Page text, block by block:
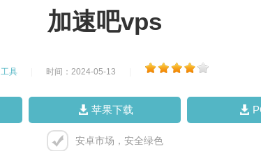
加速吧vps
工具 时间：2024-05-13
苹果下载
安卓市场，安全绿色